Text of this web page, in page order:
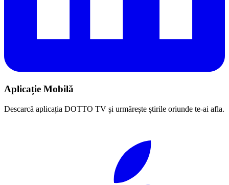
Aplicație Mobilă
Descarcă aplicația DOTTO TV și urmărește știrile oriunde te-ai afla.